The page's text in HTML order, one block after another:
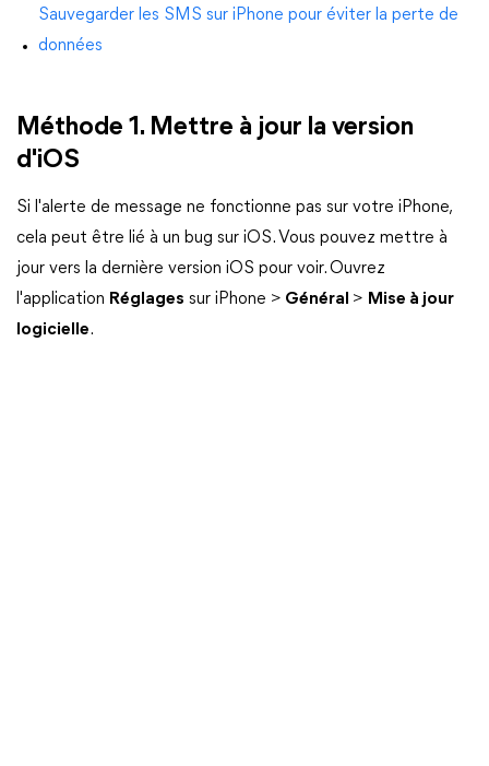
Sauvegarder les SMS sur iPhone pour éviter la perte de
données
Méthode 1. Mettre à jour la version
d'iOS
Si l'alerte de message ne fonctionne pas sur votre iPhone,
cela peut être lié à un bug sur iOS. Vous pouvez mettre à
jour vers la dernière version iOS pour voir. Ouvrez
l'application Réglages sur iPhone > Général > Mise à jour
logicielle.